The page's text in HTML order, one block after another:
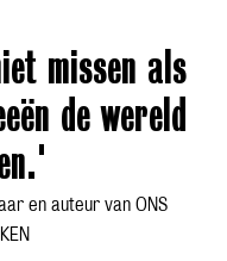
missen als
de wereld
en auteur van ONS